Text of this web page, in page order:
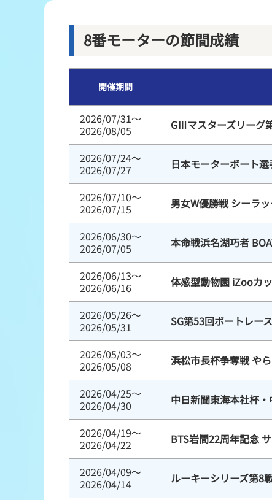
モーター抽選結果・前検タイムランキング
得点率ランキング
8番モーターの節間成績
開催期間
2026/07/31～
2026/08/05
GⅢマスターズリーグ
2026/07/24～
2026/07/27
日本モーターボート
2026/07/10～
2026/07/15
男女W優勝戦 シーラ
2026/06/30～
2026/07/05
本命戦浜名湖巧者
2026/06/13～
2026/06/16
体感型動物園 iZooカ
2026/05/26～
2026/05/31
SG第53回ボートレー
2026/05/03～
2026/05/08
浜松市長杯争奪戦 や
2026/04/25～
2026/04/30
中日新聞東海本社杯
2026/04/19～
2026/04/22
BTS岩間22周年記念
2026/04/09～
2026/04/14
ルーキーシリーズ第8